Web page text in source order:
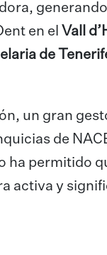
en el Vall
de
un gran
de
ha permitido
activa y